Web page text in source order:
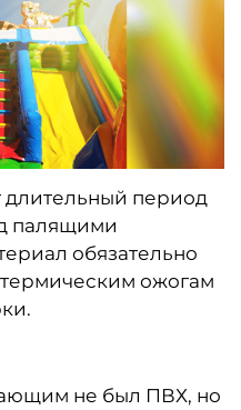
длительный период
палящими
обязательно
ожогам
не был ПВХ, но